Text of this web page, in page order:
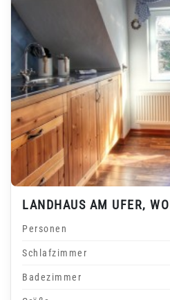
LANDHAUS AM UFER,
Personen
Schlafzimmer
Badezimmer